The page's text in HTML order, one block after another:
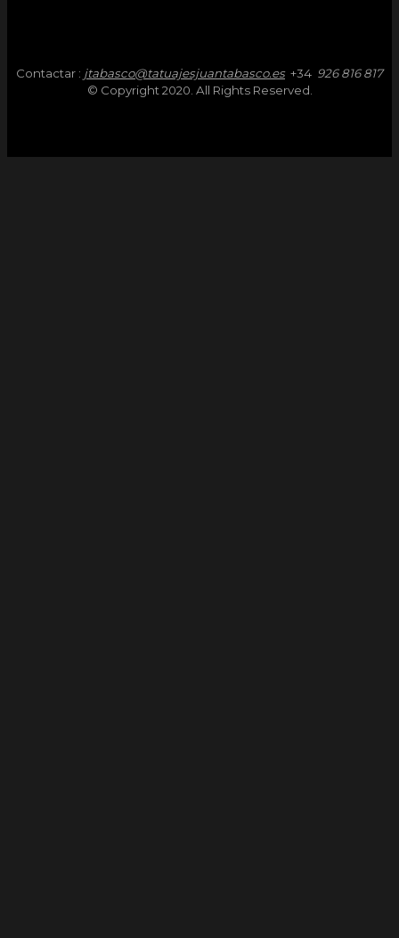
Contactar : jtabasco@tatuajesjuantabasco.es+34 926 816 817
© Copyright 2020. All Rights Reserved.